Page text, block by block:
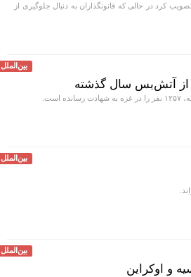
کرد در حالی که قانونگذاران به دنبال جلوگیری از
بین‌الملل
بین‌الملل
بین‌الملل